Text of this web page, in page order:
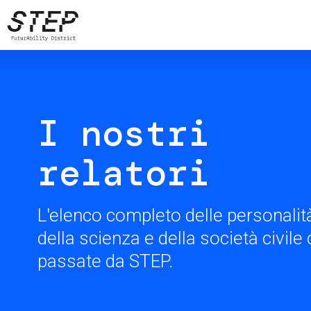
Skip
to
main
I nostri
relatori
L'elenco completo delle
della scienza e della società civile
passate da STEP.